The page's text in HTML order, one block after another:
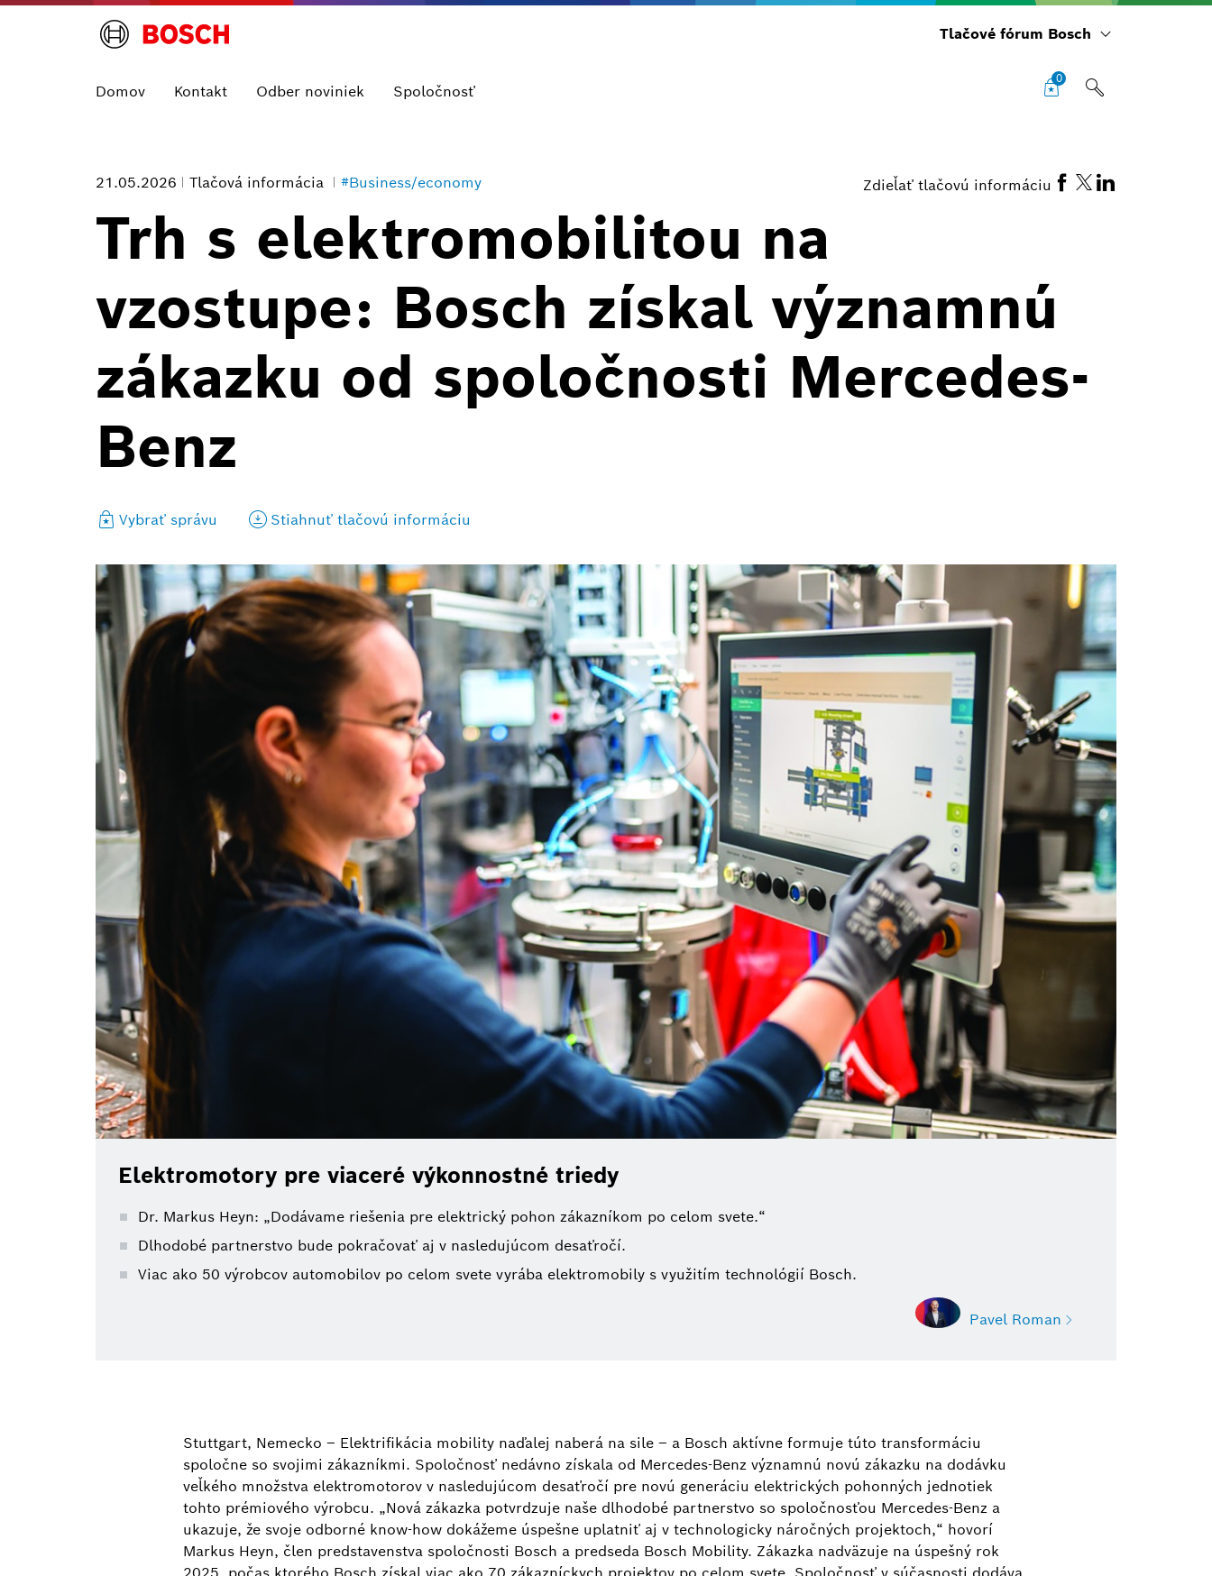
Tlačové fórum Bosch
Domov Kontakt Odber noviniek Spoločnosť
0
21.05.2026 Tlačová informácia #Business/economy Zdieľať tlačovú informáciu
Trh s elektromobilitou na
vzostupe: Bosch získal významnú
zákazku od spoločnosti Mercedes-
Benz
Vybrať správu Stiahnuť tlačovú informáciu
Elektromotory pre viaceré výkonnostné triedy
Dr. Markus Heyn: „Dodávame riešenia pre elektrický pohon zákazníkom po celom svete.“
Dlhodobé partnerstvo bude pokračovať aj v nasledujúcom desaťročí.
Viac ako 50 výrobcov automobilov po celom svete vyrába elektromobily s využitím technológií Bosch.
Pavel Roman
komunikácie
+420 261 300 595
Pavel.Roman@cz.bosch.com
Stuttgart, Nemecko – Elektrifikácia mobility naďalej naberá na sile – a Bosch aktívne formuje túto transformáciu
spoločne so svojimi zákazníkmi. Spoločnosť nedávno získala od Mercedes-Benz významnú novú zákazku na dodávku
veľkého množstva elektromotorov v nasledujúcom desaťročí pre novú generáciu elektrických pohonných jednotiek
tohto prémiového výrobcu. „Nová zákazka potvrdzuje naše dlhodobé partnerstvo so spoločnosťou Mercedes-Benz a
ukazuje, že svoje odborné know-how dokážeme úspešne uplatniť aj v technologicky náročných projektoch,“ hovorí
Markus Heyn, člen predstavenstva spoločnosti Bosch a predseda Bosch Mobility. Zákazka nadväzuje na úspešný rok